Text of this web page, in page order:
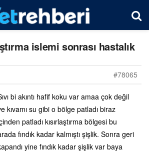
islemi sonrası hastalık
#78065
bi akıntı hafif koku var amaa çok değil
kıvamı su gibi o bölge patladı biraz
patladı kısırlaştırma bölgesi bu
fındık kadar kalmıştı şişlik. Sonra geri
yine fındık kadar şişlik var baya